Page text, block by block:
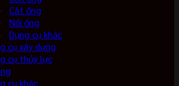
Cắt ống
Nối ống
Dụng cụ khác
cụ xây dựng
cụ thủy lực
cụ khác